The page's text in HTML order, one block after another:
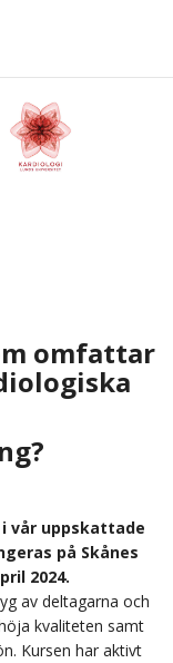
omfattar
vår uppskattade
på Skånes
2024.
av deltagarna och
kvaliteten samt
Kursen har aktivt